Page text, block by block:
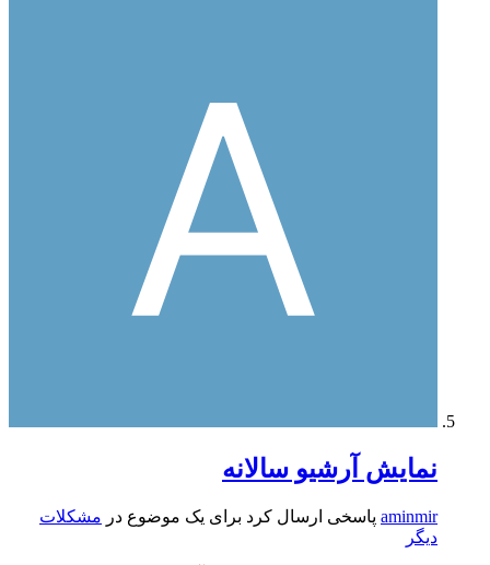
نمایش آرشیو سالانه
aminmir پاسخی ارسال کرد برای یک موضوع در مشکلات
دیگر